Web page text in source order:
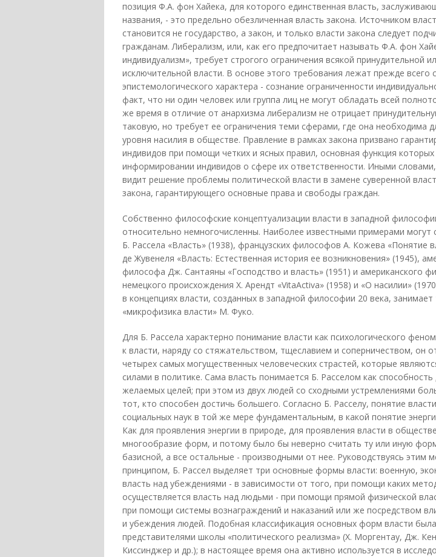
позиция Ф.А. фон Хайека, для которого единственная власть,
названия, - это предельно обезличенная власть закона. Источником
становится не государство, а закон, и только власти закона следует
гражданам. Либерализм, или, как его предпочитает называть Ф.А. фон
индивидуализм», требует строгого ограничения всякой принудительной
исключительной власти. В основе этого требования лежат прежде всего
эпистемологического характера - сознание ограниченности
факт, что ни один человек или группа лиц не могут обладать всей
же время в отличие от анархизма либерализм не отрицает
таковую, но требует ее ограничения теми сферами, где она необходима
уровня насилия в обществе. Правление в рамках закона призвано
индивидов при помощи четких и ясных правил, основная функция которых
информировании индивидов о сфере их ответственности. Иными
видит решение проблемы политической власти в замене суверенной
закона, гарантирующего основные права и свободы граждан.
Собственно философские концептуализации власти в западной
относительно немногочисленны. Наиболее известными примерами могут
Б. Рассела «Власть» (1938), французских философов А. Кожева «Понятие
де Жувенеля «Власть: Естественная история ее возникновения» (1945),
философа Дж. Сантаяны «Господство и власть» (1951) и американского
немецкого происхождения Х. Арендт «VitaActiva» (1958) и «О насилии»
в концепциях власти, созданных в западной философии 20 века, занимает
«микрофизика власти» М. Фуко.
Для Б. Рассела характерно понимание власти как психологического
к власти, наряду со стяжательством, тщеславием и соперничеством, он
четырех самых могущественных человеческих страстей, которые
силами в политике. Сама власть понимается Б. Расселом как
желаемых целей; при этом из двух людей со сходными устремлениями
тот, кто способен достичь большего. Согласно Б. Расселу, понятие
социальных наук в той же мере фундаментальным, в какой понятие
Как для проявления энергии в природе, для проявления власти в
многообразие форм, и потому было бы неверно считать ту или иную
базисной, а все остальные - производными от нее. Руководствуясь этим
принципом, Б. Рассел выделяет три основные формы власти: военную,
власть над убеждениями - в зависимости от того, при помощи каких
осуществляется власть над людьми - при помощи прямой физической
при помощи системы вознаграждений и наказаний или же посредством
и убеждения людей. Подобная классификация основных форм власти
представителями школы «политического реализма» (X. Моргентау, Дж.
Киссинджер и др.); в настоящее время она активно используется в